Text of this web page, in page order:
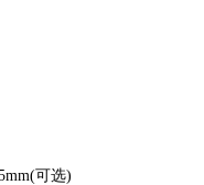
可选)